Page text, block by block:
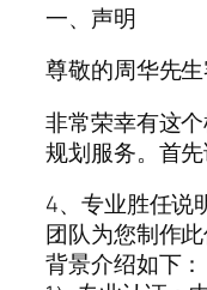
一、声明
尊敬的周华先生
非常荣幸有这
规划服务。首
4、专业胜任说
团队为您制作
背景介绍如下：